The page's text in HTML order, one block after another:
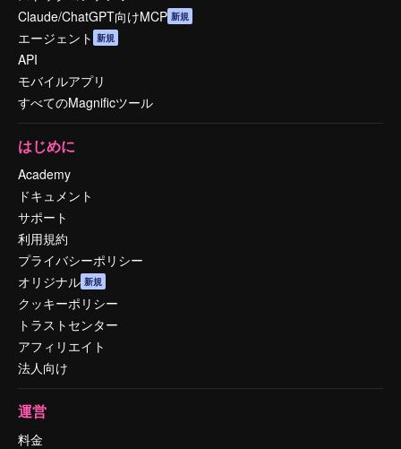
Claude/ChatGPT向けMCP 新規
エージェント 新規
API
モバイルアプリ
すべてのMagnificツール
はじめに
Academy
ドキュメント
サポート
利用規約
プライバシーポリシー
オリジナル 新規
クッキーポリシー
トラストセンター
アフィリエイト
法人向け
運営
料金